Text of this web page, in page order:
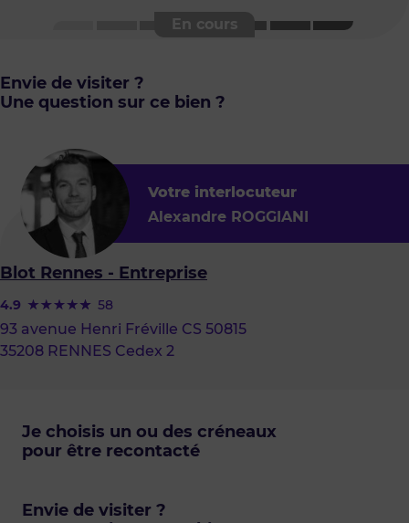
Envie de visiter ?
Une question sur ce bien ?
Votre interlocuteur
Alexandre ROGGIANI
Blot Rennes - Entreprise
4.9 58
93 avenue Henri Fréville CS 50815
35208 RENNES Cedex 2
Je choisis un ou des créneaux
pour être recontacté
Envie de visiter ?